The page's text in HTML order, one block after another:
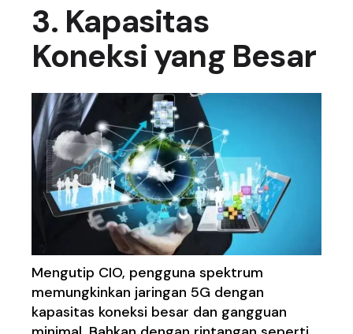
3. Kapasitas
Koneksi yang Besar
Mengutip CIO, pengguna spektrum
memungkinkan jaringan 5G dengan
kapasitas koneksi besar dan gangguan